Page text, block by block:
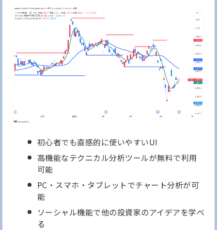
初心者でも直感的に使いやすいUI
高機能なテクニカル分析ツールが無料で利用
可能
PC・スマホ・タブレットでチャート分析が可
能
ソーシャル機能で他の投資家のアイデアを学べ
る